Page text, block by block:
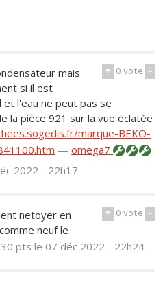
+ 0vote -
mais
si il est
et l'eau ne peut pas se
la pièce 921 sur la vue éclatée
marque-BEKO-
—omega7
2022 - 22h17
+ 0vote -
netoyer en
neuf le
ptsle 07 déc 2022 - 22h24